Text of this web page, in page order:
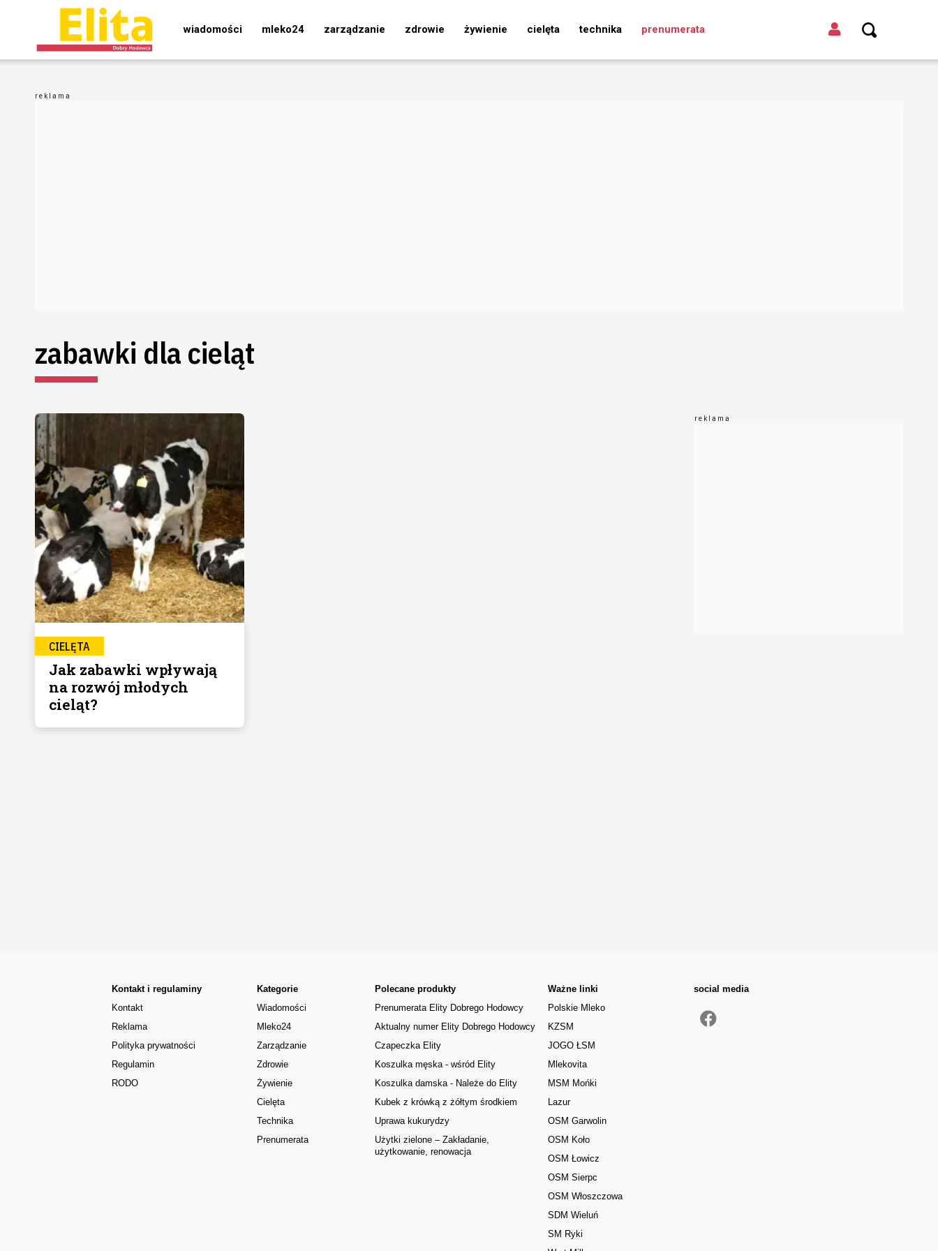
wiadomości mleko24 zarządzanie zdrowie żywienie cielęta technika prenumerata
zabawki dla cieląt
CIELĘTA
Jak zabawki wpływają
na rozwój młodych
cieląt?
Kontakt i regulaminy
Kontakt
Reklama
Polityka prywatności
Regulamin
RODO
Kategorie
Wiadomości
Mleko24
Zarządzanie
Zdrowie
Żywienie
Cielęta
Technika
Prenumerata
Polecane produkty
Prenumerata Elity Dobrego Hodowcy
Aktualny numer Elity Dobrego Hodowcy
Czapeczka Elity
Koszulka męska - wśród Elity
Koszulka damska - Należe do Elity
Kubek z krówką z żółtym środkiem
Uprawa kukurydzy
Użytki zielone – Zakładanie,
użytkowanie, renowacja
Ważne linki
Polskie Mleko
KZSM
JOGO ŁSM
Mlekovita
MSM Mońki
Lazur
OSM Garwolin
OSM Koło
OSM Łowicz
OSM Sierpc
OSM Włoszczowa
SDM Wieluń
SM Ryki
social media